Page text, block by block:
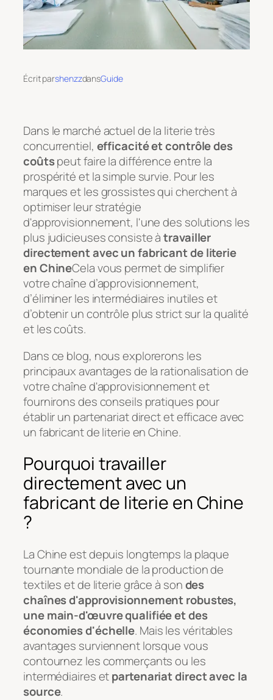
Écrit parshenzzdansGuide
Dans le marché actuel de la literie très
concurrentiel, efficacité et contrôle des
coûtspeut faire la différence entre la
prospérité et la simple survie. Pour les
marques et les grossistes qui cherchent à
optimiser leur stratégie
d'approvisionnement, l'une des solutions les
plus judicieuses consiste àtravailler
directement avec un fabricant de literie
en ChineCela vous permet de simplifier
votre chaîne d’approvisionnement,
d’éliminer les intermédiaires inutiles et
d’obtenir un contrôle plus strict sur la qualité
et les coûts.
Dans ce blog, nous explorerons les
principaux avantages de la rationalisation de
votre chaîne d'approvisionnement et
fournirons des conseils pratiques pour
établir un partenariat direct et efficace avec
un fabricant de literie en Chine.
Pourquoi travailler
directement avec un
fabricant de literie en Chine
?
La Chine est depuis longtemps la plaque
tournante mondiale de la production de
textiles et de literie grâce à sondes
chaînes d'approvisionnement robustes,
une main-d'œuvre qualifiée et des
économies d'échelle. Mais les véritables
avantages surviennent lorsque vous
contournez les commerçants ou les
intermédiaires etpartenariat direct avec la
source.